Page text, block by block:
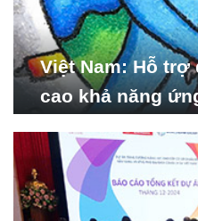
Việt Nam: Hỗ
cao khả năng